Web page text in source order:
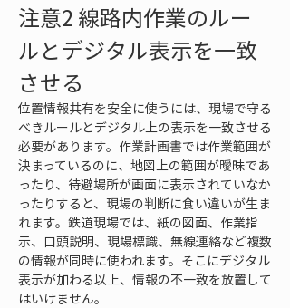
注意2 線路内作業のルー
ルとデジタル表示を一致
させる
位置情報共有を安全に使うには、現場で守る
べきルールとデジタル上の表示を一致させる
必要があります。作業計画書では作業範囲が
決まっているのに、地図上の範囲が曖昧であ
ったり、待避場所が画面に表示されていなか
ったりすると、現場の判断に食い違いが生ま
れます。鉄道現場では、紙の図面、作業指
示、口頭説明、現場標識、無線連絡など複数
の情報が同時に使われます。そこにデジタル
表示が加わる以上、情報の不一致を放置して
はいけません。